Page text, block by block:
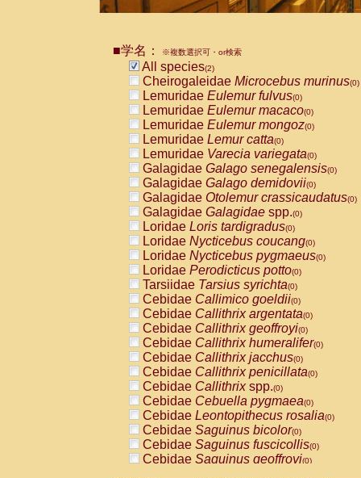
■学名： ※複数選択可・or検索
All species(2)
Cheirogaleidae Microcebus murinus(0)
Lemuridae Eulemur fulvus(0)
Lemuridae Eulemur macaco(0)
Lemuridae Eulemur mongoz(0)
Lemuridae Lemur catta(0)
Lemuridae Varecia variegata(0)
Galagidae Galago senegalensis(0)
Galagidae Galago demidovii(0)
Galagidae Otolemur crassicaudatus(0)
Galagidae Galagidae spp.(0)
Loridae Loris tardigradus(0)
Loridae Nycticebus coucang(0)
Loridae Nycticebus pygmaeus(0)
Loridae Perodicticus potto(0)
Tarsiidae Tarsius syrichta(0)
Cebidae Callimico goeldii(0)
Cebidae Callithrix argentata(0)
Cebidae Callithrix geoffroyi(0)
Cebidae Callithrix humeralifer(0)
Cebidae Callithrix jacchus(0)
Cebidae Callithrix penicillata(0)
Cebidae Callithrixspp.(0)
Cebidae Cebuella pygmaea(0)
Cebidae Leontopithecus rosalia(0)
Cebidae Saguinus bicolor(0)
Cebidae Saguinus fuscicollis(0)
Cebidae Saguinus geoffroyi(0)